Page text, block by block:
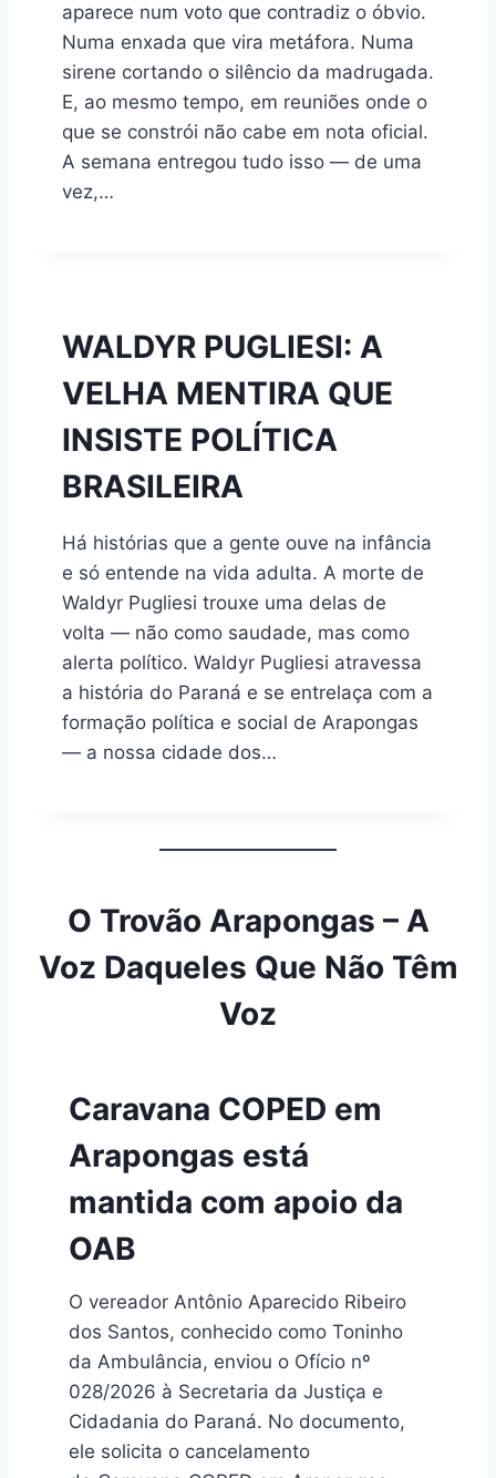
aparece num voto que contradiz o óbvio.
Numa enxada que vira metáfora. Numa
sirene cortando o silêncio da madrugada.
E, ao mesmo tempo, em reuniões onde o
que se constrói não cabe em nota oficial.
A semana entregou tudo isso — de uma
vez,…
WALDYR PUGLIESI: A
VELHA MENTIRA QUE
INSISTE POLÍTICA
BRASILEIRA
Há histórias que a gente ouve na infância
e só entende na vida adulta. A morte de
Waldyr Pugliesi trouxe uma delas de
volta — não como saudade, mas como
alerta político. Waldyr Pugliesi atravessa
a história do Paraná e se entrelaça com a
formação política e social de Arapongas
— a nossa cidade dos…
O Trovão Arapongas – A
Voz Daqueles Que Não Têm
Voz
Caravana COPED em
Arapongas está
mantida com apoio da
OAB
O vereador Antônio Aparecido Ribeiro
dos Santos, conhecido como Toninho
da Ambulância, enviou o Ofício nº
028/2026 à Secretaria da Justiça e
Cidadania do Paraná. No documento,
ele solicita o cancelamento